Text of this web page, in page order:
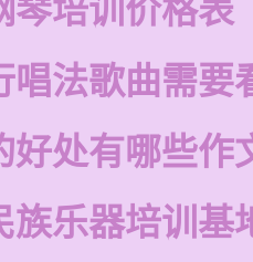
琴培训价格表
唱法歌曲需要
好处有哪些作
族乐器培训基